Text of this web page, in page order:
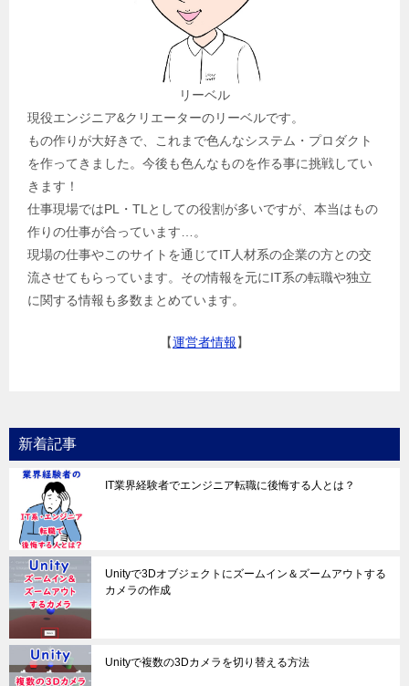
リーベル
現役エンジニア&クリエーターのリーベルです。
もの作りが大好きで、これまで色んなシステム・プロダクト
を作ってきました。今後も色んなものを作る事に挑戦してい
きます！
仕事現場ではPL・TLとしての役割が多いですが、本当はもの
作りの仕事が合っています…。
現場の仕事やこのサイトを通じてIT人材系の企業の方との交
流させてもらっています。その情報を元にIT系の転職や独立
に関する情報も多数まとめています。
【運営者情報】
新着記事
IT業界経験者でエンジニア転職に後悔する人とは？
Unityで3Dオブジェクトにズームイン＆ズームアウトする
カメラの作成
Unityで複数の3Dカメラを切り替える方法